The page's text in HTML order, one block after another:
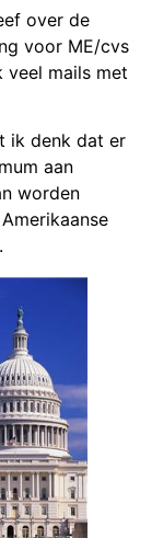
over de
voor ME/cvs
veel mails met
ik denk dat er
aan
worden